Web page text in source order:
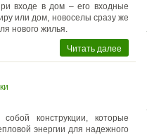
входе в дом – его входные
или дом, новоселы сразу же
нового жилья.
Читать далее
конструкции, которые
энергии для надежного